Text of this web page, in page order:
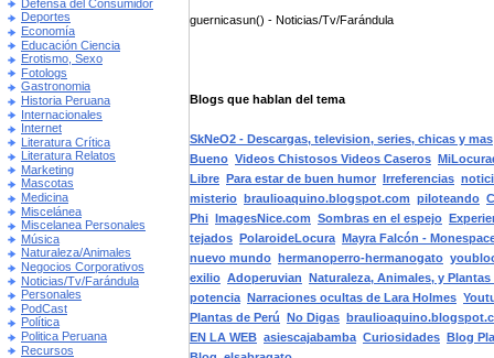
Defensa del Consumidor
Deportes
Economía
Educación Ciencia
Erotismo, Sexo
Fotologs
Gastronomia
Historia Peruana
Internacionales
Internet
Literatura Crítica
Literatura Relatos
Marketing
Mascotas
Medicina
Miscelánea
Miscelanea Personales
Música
Naturaleza/Animales
Negocios Corporativos
Noticias/Tv/Farándula
Personales
PodCast
Política
Politica Peruana
Recursos
guernicasun() - Noticias/Tv/Farándula
Blogs que hablan del tema
SkNeO2 - Descargas, television, series, chicas y mas
Bueno Videos Chistosos Videos Caseros
Libre Para estar de buen humor Irreferencias
misterio braulioaquino.blogspot.com piloteando
Phi ImagesNice.com Sombras en el espejo
tejados PolaroideLocura Mayra Falcón -
nuevo mundo hermanoperro-hermanogato
exilio Adoperuvian Naturaleza, Animales, y
potencia Narraciones ocultas de Lara Holmes
Plantas de Perú No Digas
EN LA WEB asiescajabamba Curiosidades Blog